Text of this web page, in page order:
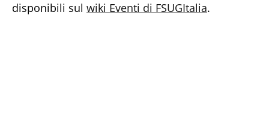
disponibili sul wiki Eventi di FSUGItalia.